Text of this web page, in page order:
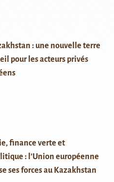
: une nouvelle terre
pour les acteurs privés
finance verte et
: l’Union européenne
ses forces au Kazakhstan